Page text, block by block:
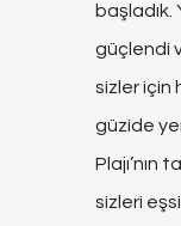
başladık.
güçlendi
sizler için
güzide
Plajı’nın
sizleri